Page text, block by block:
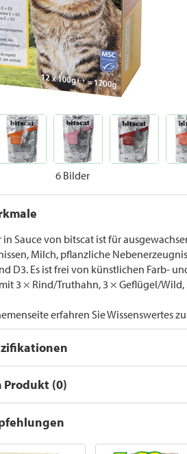
6 Bilder
in Sauce von bitscat ist für
Milch, pflanzliche
D3. Es ist frei von künstlichen Farb-
3 × Rind/Truthahn, 3 × Geflügel/
erfahren Sie Wissenswertes
Produkt (0)